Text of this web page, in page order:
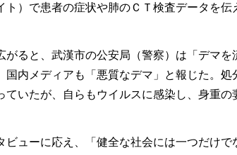
ト）で患者の症状や肺のＣＴ検査データを伝
がると、武漢市の公安局（警察）は「デマを
国内メディアも「悪質なデマ」と報じた。処
ていたが、自らもウイルスに感染し、身重の
ビューに応え、「健全な社会には一つだけで